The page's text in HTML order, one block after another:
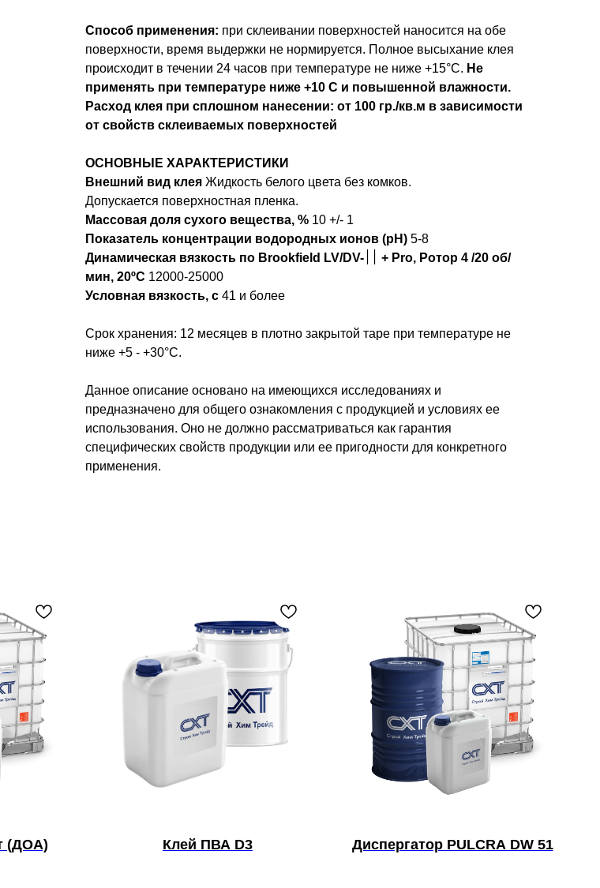
Способ применения: при склеивании поверхностей наносится на обе
поверхности, время выдержки не нормируется. Полное высыхание клея
происходит в течении 24 часов при температуре не ниже +15°С. Не
применять при температуре ниже +10 С и повышенной влажности.
Расход клея при сплошном нанесении: от 100 гр./кв.м в зависимости
от свойств склеиваемых поверхностей
ОСНОВНЫЕ ХАРАКТЕРИСТИКИ
Внешний вид клея Жидкость белого цвета без комков.
Допускается поверхностная пленка.
Массовая доля сухого вещества, % 10 +/- 1
Показатель концентрации водородных ионов (рН) 5-8
Динамическая вязкость по Brookfield LV/DV-׀׀ + Pro, Ротор 4 /20 об/
мин, 20ºC 12000-25000
Условная вязкость, с 41 и более
Срок хранения: 12 месяцев в плотно закрытой таре при температуре не
ниже +5 - +30°С.
Данное описание основано на имеющихся исследованиях и
предназначено для общего ознакомления с продукцией и условиях ее
использования. Оно не должно рассматриваться как гарантия
специфических свойств продукции или ее пригодности для конкретного
применения.
(ДОА) Клей ПВА D3 Диспергатор PULCRA DW 51